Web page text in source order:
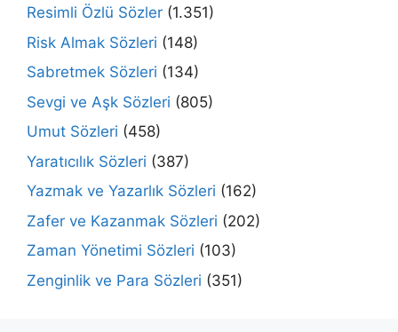
Resimli Özlü Sözler (1.351)
Risk Almak Sözleri (148)
Sabretmek Sözleri (134)
Sevgi ve Aşk Sözleri (805)
Umut Sözleri (458)
Yaratıcılık Sözleri (387)
Yazmak ve Yazarlık Sözleri (162)
Zafer ve Kazanmak Sözleri (202)
Zaman Yönetimi Sözleri (103)
Zenginlik ve Para Sözleri (351)